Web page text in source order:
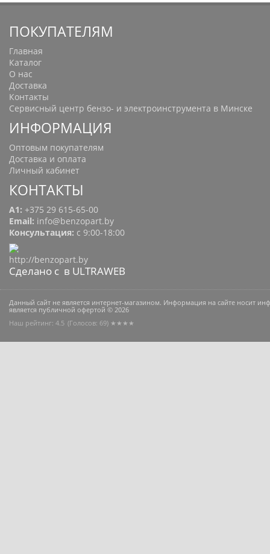
ПОКУПАТЕЛЯМ
Главная
Каталог
О нас
Доставка
Контакты
Сервисный центр бензо- и электроинструмента в Минске
ИНФОРМАЦИЯ
Оптовым покупателям
Доставка и оплата
Личный кабинет
КОНТАКТЫ
A1: +375 29 615-65-00
Email: info@benzopart.by
Консультация: с 9:00-18:00
Сделано с в ULTRAWEB
Данный сайт не является интернет-магазином. Информация на сайте носит
является публичной офертой © 2026
Наш рейтинг: 4.5 (Голосов: 69) ★★★★